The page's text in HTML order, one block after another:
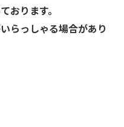
おります。
らっしゃる場合があり